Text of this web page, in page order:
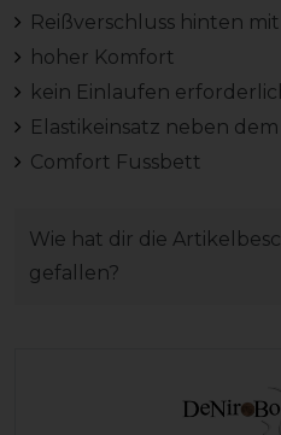
Reißverschluss hinten
hoher Komfort
kein Einlaufen
Elastikeinsatz neben
Comfort Fussbett
Wie hat dir die
gefallen?